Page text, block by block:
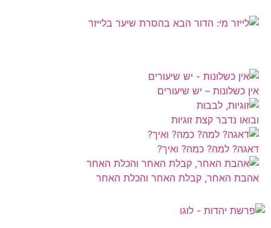
אין כשלונות – יש שיעורים
ובואו נדבר קצת זוגיות
דאגה? למה? כמה? ואיך?
אהבת האחר, קבלת האחר והכלת האחר